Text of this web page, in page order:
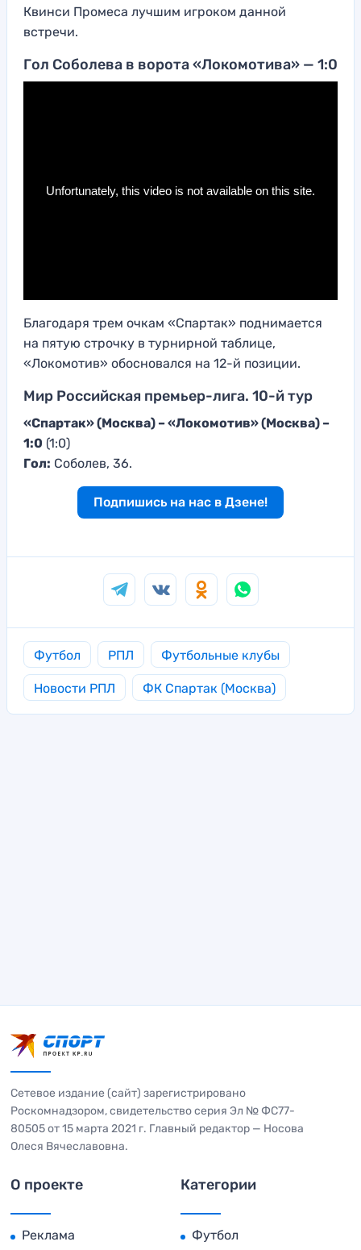
Квинси Промеса лучшим игроком данной
встречи.
Гол Соболева в ворота «Локомотива» — 1:0
Благодаря трем очкам «Спартак» поднимается
на пятую строчку в турнирной таблице,
«Локомотив» обосновался на 12-й позиции.
Мир Российская премьер-лига. 10-й тур
«Спартак» (Москва) – «Локомотив» (Москва) –
1:0 (1:0)
Гол: Соболев, 36.
Подпишись на нас в Дзене!
Футбол РПЛ Футбольные клубы
Новости РПЛ ФК Спартак (Москва)
Сетевое издание (сайт) зарегистрировано
Роскомнадзором, свидетельство серия Эл № ФС77-
80505 от 15 марта 2021 г. Главный редактор — Носова
Олеся Вячеславовна.
О проекте
Реклама
Категории
Футбол